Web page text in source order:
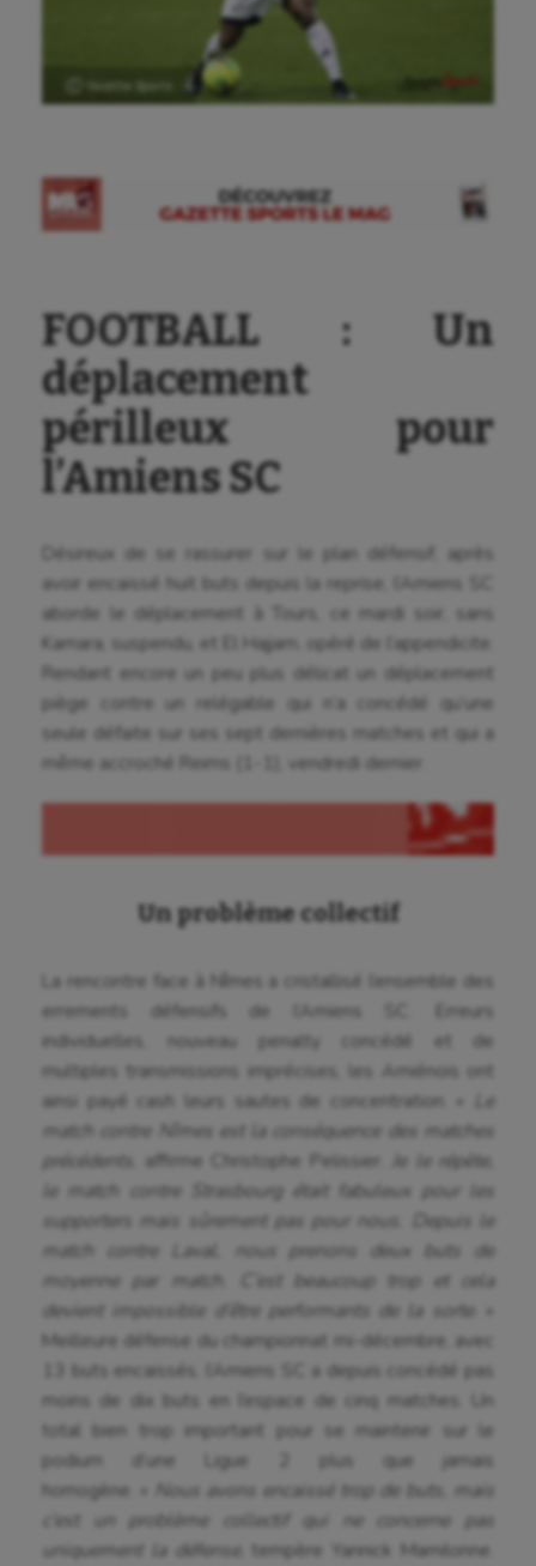
FOOTBALL : Un
déplacement
périlleux pour
l’Amiens SC
Désireux de se rassurer sur le plan défensif, après
avoir encaissé huit buts depuis la reprise, l’Amiens SC
aborde le déplacement à Tours, ce mardi soir, sans
Kamara, suspendu, et El Hajjam, opéré de l’appendicite.
Rendant encore un peu plus délicat un déplacement
piège contre un relégable qui n’a concédé qu’une
seule défaite sur ses sept dernières matches et qui a
même accroché Reims (1-1), vendredi dernier.
Un problème collectif
La rencontre face à Nîmes a cristallisé l’ensemble des
errements défensifs de l’Amiens SC. Erreurs
individuelles, nouveau penalty concédé et de
multiples transmissions imprécises, les Amiénois ont
ainsi payé cash leurs sautes de concentration. «
Le
match contre Nîmes est la conséquence des matches
précédents , affirme Christophe Pelissier.
Je le répète,
le match contre Strasbourg était fabuleux pour les
supporters mais sûrement pas pour nous. Depuis le
match contre Laval, nous prenons deux buts de
moyenne par match. C’est beaucoup trop et cela
devient impossible d’être performants de la sorte
Meilleure défense du championnat mi-décembre, avec
13 buts encaissés, l’Amiens SC a depuis concédé pas
moins de dix buts en l’espace de cinq matches. Un
total bien trop important pour se maintenir sur le
podium d’une Ligue 2 plus que jamais
homogène. «
Nous avons encaissé trop de buts, mais
c’est un problème collectif qui ne concerne pas
uniquement la défense , tempère Yannick Mamilonne.